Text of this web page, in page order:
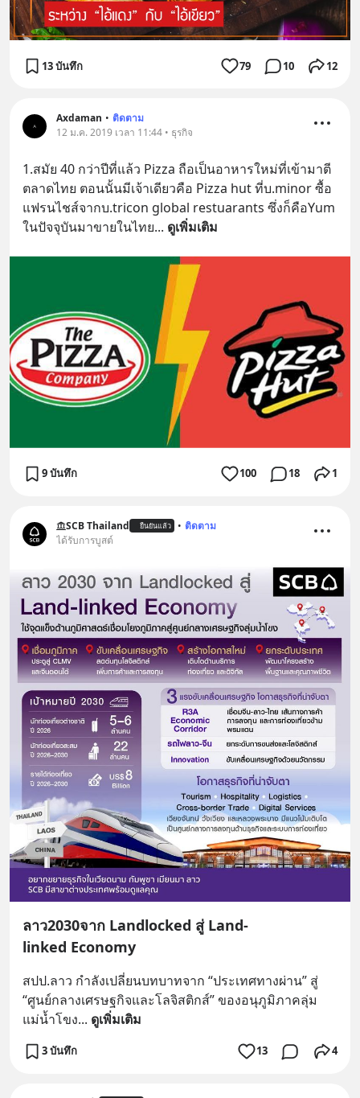
13 บันทึก 79 10 12
Axdaman • ติดตาม
12 ม.ค. 2019 เวลา 11:44 • ธุรกิจ
1.สมัย 40 กว่าปีที่แล้ว Pizza ถือเป็นอาหารใหม่ที่เข้ามาตี
ตลาดไทย ตอนนั้นมีเจ้าเดียวคือ Pizza hut ที่บ.minor ซื้อ
แฟรนไชส์จากบ.tricon global restuarants ซึ่งก็คือYum
ในปัจจุบันมาขายในไทย... ดูเพิ่มเติม
9 บันทึก 100 18 1
SCB Thailand ยืนยันแล้ว • ติดตาม
ได้รับการบูสต์
ลาว2030จาก Landlocked สู่ Land-
linked Economy
สปป.ลาว กำลังเปลี่ยนบทบาทจาก “ประเทศทางผ่าน” สู่
“ศูนย์กลางเศรษฐกิจและโลจิสติกส์” ของอนุภูมิภาคลุ่ม
แม่น้ำโขง... ดูเพิ่มเติม
3 บันทึก 13 4